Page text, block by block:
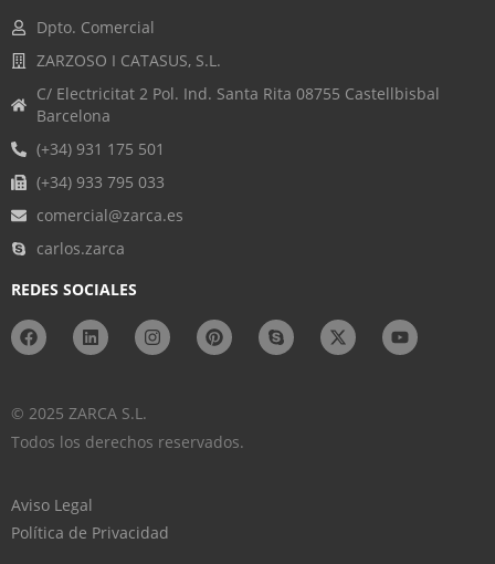
Dpto. Comercial
ZARZOSO I CATASUS, S.L.
C/ Electricitat 2 Pol. Ind. Santa Rita 08755 Castellbisbal
Barcelona
(+34) 931 175 501
(+34) 933 795 033
comercial@zarca.es
carlos.zarca
REDES SOCIALES
© 2025 ZARCA S.L.
Todos los derechos reservados.
Aviso Legal
Política de Privacidad